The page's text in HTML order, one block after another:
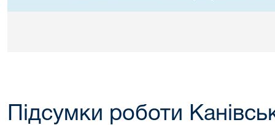
Підсумки роботи